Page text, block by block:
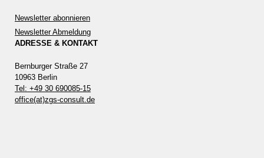
Newsletter abonnieren
Newsletter Abmeldung
ADRESSE & KONTAKT
Bernburger Straße 27
10963 Berlin
Tel: +49 30 690085-15
office(at)zgs-consult.de